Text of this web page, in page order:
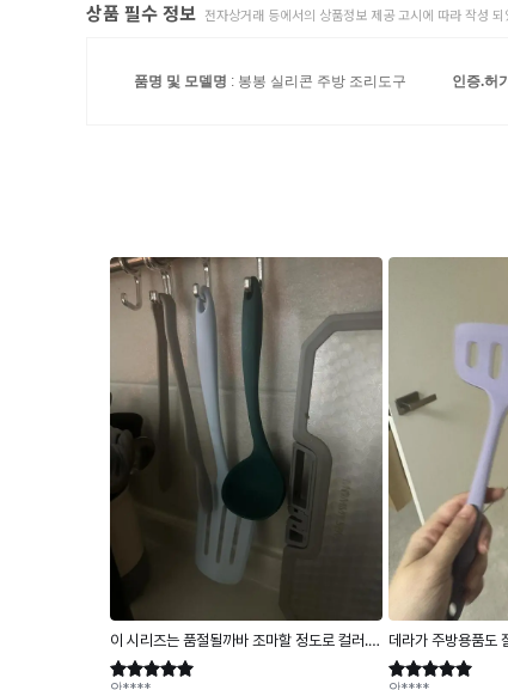
상품 필수 정보 전자상거래 등에서의 상품정보 제공 고시에 따라 작성 되
품명 및 모델명 : 봉봉 실리콘 주방 조리도구 인증.허